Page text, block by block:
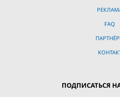
FAQ
ПОДПИСАТЬСЯ